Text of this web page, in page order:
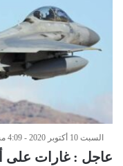
السبت 10 أكتوبر 2020 - 4:09 مساءً
عاجل : غارات على